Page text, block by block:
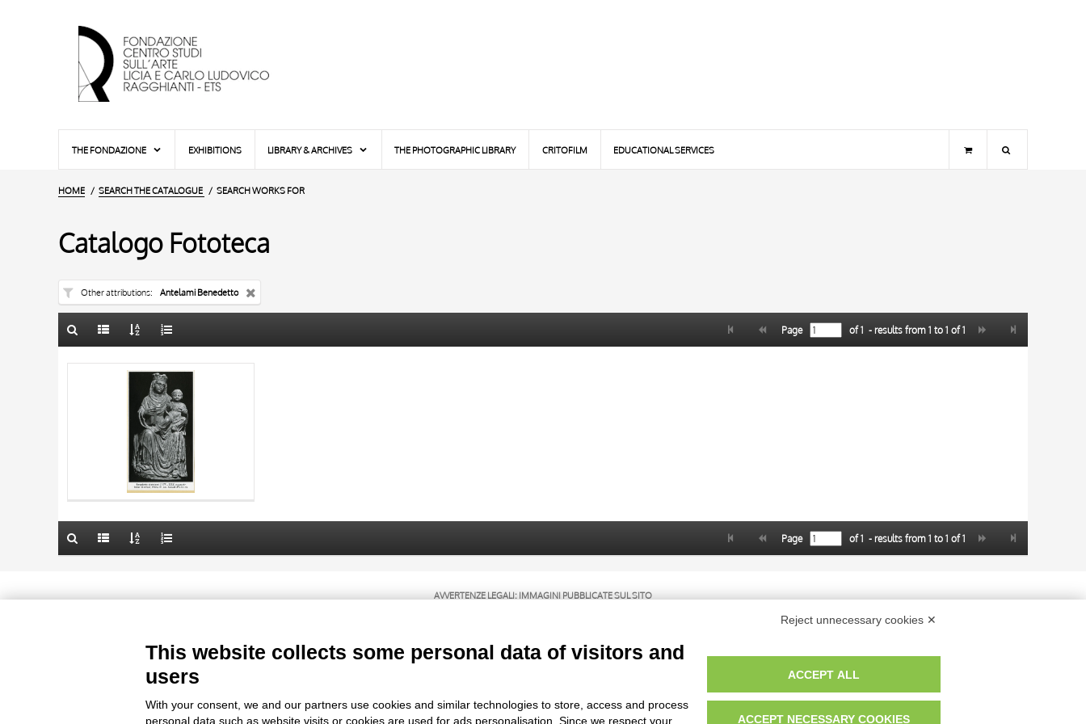
THE FONDAZIONE EXHIBITIONS LIBRARY & ARCHIVES THE PHOTOGRAPHIC LIBRARY CRITOFILM EDUCATIONAL SERVICES
HOME SEARCH THE CATALOGUE SEARCH WORKS FOR
Catalogo Fototeca
Other attributions Antelami Benedetto
AUTHOR
OBJECT
LOCATION
DATE
10 RESULTS
20 RESULTS
Page of1 - results from 1 to 1 of1
TITLE
AUTHOR
OBJECT
LOCATION
DATE
10 RESULTS
20 RESULTS
Page of1 - results from 1 to 1 of1
AVVERTENZE LEGALI: IMMAGINI PUBBLICATE SUL SITO
Le immagini e le foto presenti in questo sito sono soggette alle norme sul diritto d’autore, legge 22 aprile 1941 n. 633. I diritti degli autori, degli artisti e dei fotografi che hanno realizzato le opere e le immagini, degli enti e
Reject unnecessary cookies ✕
This website collects some personal data of visitors and
users
With your consent, we and our partners use cookies and similar technologies to store, access and process
personal data such as website visits or cookies are used for ads personalisation. Since we respect your
ACCEPT ALL
ACCEPT NECESSARY COOKIES